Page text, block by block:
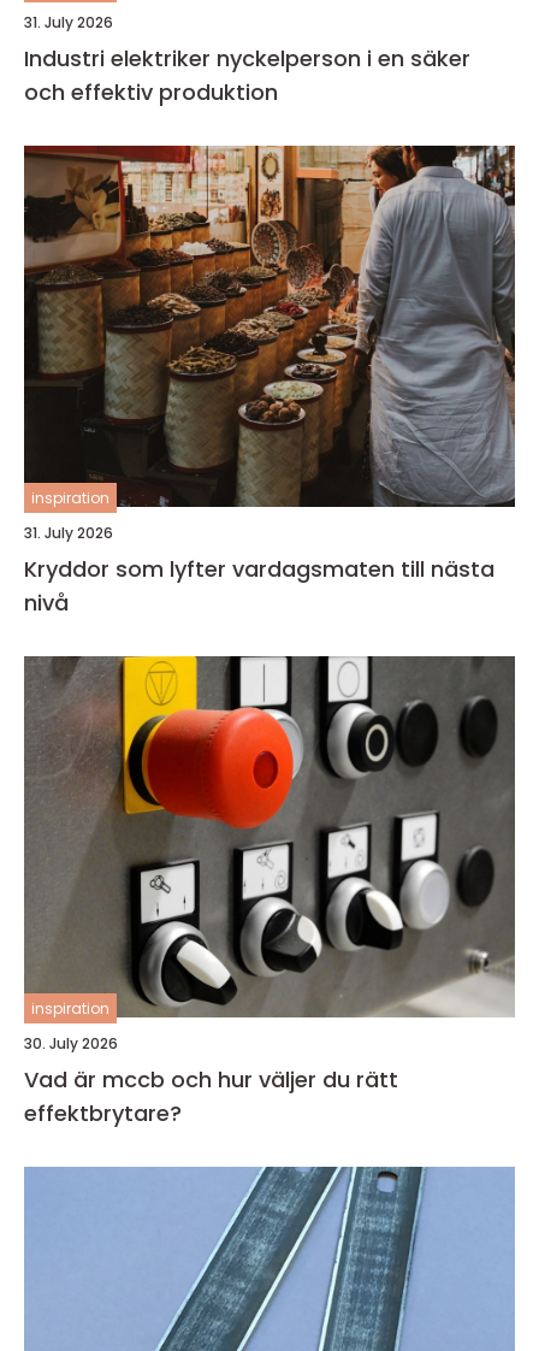
31. July 2026
Industri elektriker nyckelperson i en säker
och effektiv produktion
inspiration
31. July 2026
Kryddor som lyfter vardagsmaten till nästa
nivå
inspiration
30. July 2026
Vad är mccb och hur väljer du rätt
effektbrytare?